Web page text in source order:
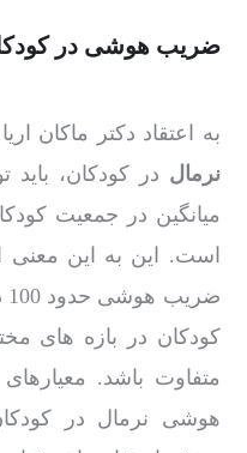
ضریب هوشی در
به اعتقاد دکتر ماکان
نرمال در کودکان،
است. این به این معنی
کودکان در بازه‌ های
متفاوت باشد.
هوشی نرمال در